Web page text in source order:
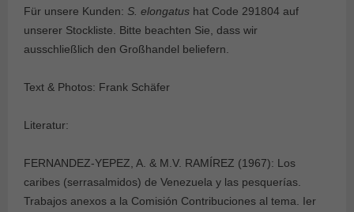
Für unsere Kunden: S. elongatus hat Code 291804 auf
unserer Stockliste. Bitte beachten Sie, dass wir
ausschließlich den Großhandel beliefern.
Text & Photos: Frank Schäfer
Literatur:
FERNANDEZ-YEPEZ, A. & M.V. RAMÍREZ (1967): Los
caribes (serrasalmidos) de Venezuela y las pesquerías.
Trabajos anexos a la Comisión Contribuciones al tema. Ier